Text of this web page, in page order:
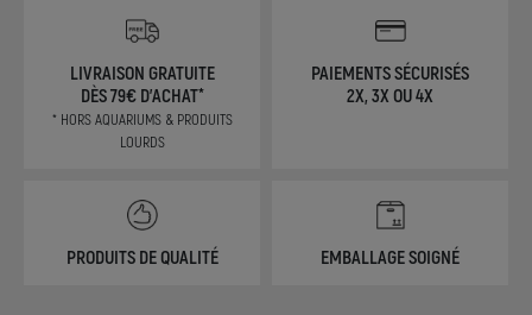
LIVRAISON GRATUITE
DÈS 79€ D'ACHAT*
* HORS AQUARIUMS & PRODUITS
LOURDS
PAIEMENTS SÉCURISÉS
2X, 3X OU 4X
PRODUITS DE QUALITÉ EMBALLAGE SOIGNÉ